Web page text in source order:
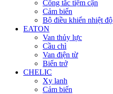
Công tắc tiệm cận
Cảm biến
Bộ điều khiển nhiệt độ
EATON
Van thủy lực
Cầu chì
Van điện từ
Biến trở
CHELIC
Xy lanh
Cảm biến